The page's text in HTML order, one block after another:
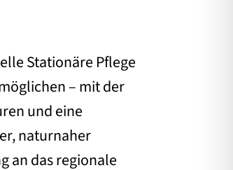
Stationäre Pflege
– mit der
und eine
naturnaher
an das regionale